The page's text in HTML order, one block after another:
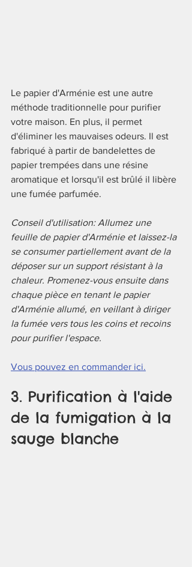
Le papier d'Arménie est une autre
méthode traditionnelle pour purifier
votre maison. En plus, il permet
d'éliminer les mauvaises odeurs. Il est
fabriqué à partir de bandelettes de
papier trempées dans une résine
aromatique et lorsqu'il est brûlé il libère
une fumée parfumée.
Conseil d'utilisation: Allumez une
feuille de papier d'Arménie et laissez-la
se consumer partiellement avant de la
déposer sur un support résistant à la
chaleur. Promenez-vous ensuite dans
chaque pièce en tenant le papier
d'Arménie allumé, en veillant à diriger
la fumée vers tous les coins et recoins
pour purifier l'espace.
Vous pouvez en commander ici.
3. Purification à l'aide
de la fumigation à la
sauge blanche